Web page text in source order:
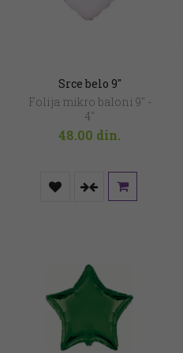
Srce belo 9″
Folija mikro baloni 9" -
4"
48.00 din.